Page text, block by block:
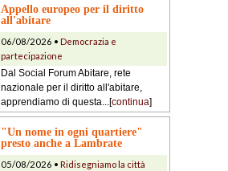
Appello europeo per il diritto
all'abitare
06/08/2026 • Democrazia e
partecipazione
Dal Social Forum Abitare, rete
nazionale per il diritto all'abitare,
apprendiamo di questa...[continua]
"Un nome in ogni quartiere"
presto anche a Lambrate
05/08/2026 • Ridisegniamo la città